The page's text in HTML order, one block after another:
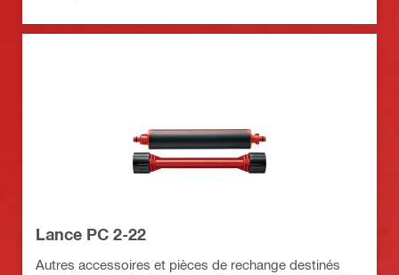
Lance PC 2-22
Autres accessoires et pièces de rechange destinés